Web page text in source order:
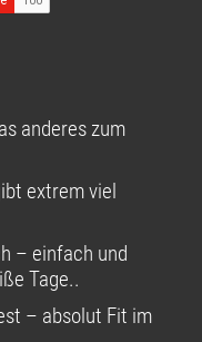
anderes zum
extrem viel
– einfach und
Tage..
– absolut Fit im